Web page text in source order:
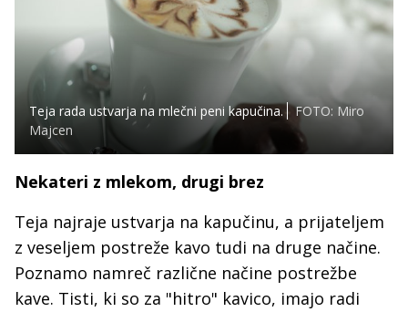
Teja rada ustvarja na mlečni peni kapučina.
FOTO: Miro
Majcen
Nekateri z mlekom, drugi brez
Teja najraje ustvarja na kapučinu, a prijateljem
z veseljem postreže kavo tudi na druge načine.
Poznamo namreč različne načine postrežbe
kave. Tisti, ki so za "hitro" kavico, imajo radi